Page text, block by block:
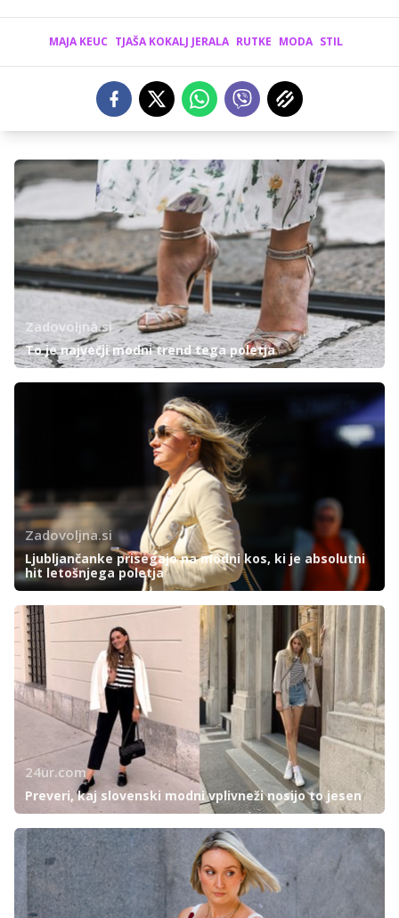
MAJA KEUC TJAŠA KOKALJ JERALA RUTKE MODA STIL
Zadovoljna.si
To je največji modni trend tega poletja
Zadovoljna.si
Ljubljančanke prisegajo na modni kos, ki je absolutni
hit letošnjega poletja
24ur.com
Preveri, kaj slovenski modni vplivneži nosijo to jesen